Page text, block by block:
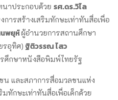
าประกอบด้วย รศ.ดร.วิไล
การสร้างเสริมทักษะเท่าทันสื่อเพื่อ
นพยุห์ผู้อำนวยการสถานศึกษา
รอุทิศ) ฐิติวรรณ ไสว
ศึกษาหนังสือพิมพ์ไทยรัฐ
และสภาการสื่อมวลชนแห่ง
มทักษะเท่าทันสื่อเพื่อเด็กด้วย